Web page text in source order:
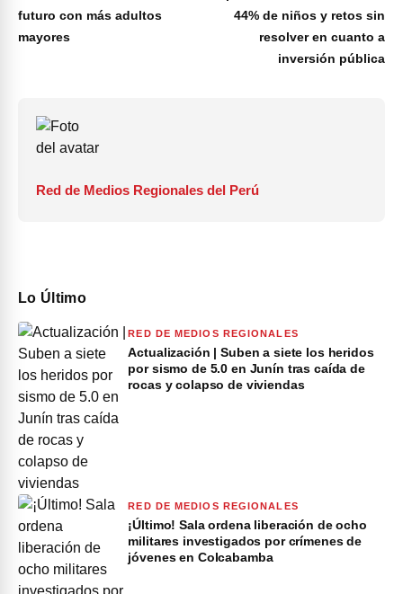
futuro con más adultos
mayores
44% de niños y retos sin
resolver en cuanto a
inversión pública
Red de Medios Regionales del Perú
Lo Último
RED DE MEDIOS REGIONALES
Actualización | Suben a siete los heridos
por sismo de 5.0 en Junín tras caída de
rocas y colapso de viviendas
RED DE MEDIOS REGIONALES
¡Último! Sala ordena liberación de ocho
militares investigados por crímenes de
jóvenes en Colcabamba